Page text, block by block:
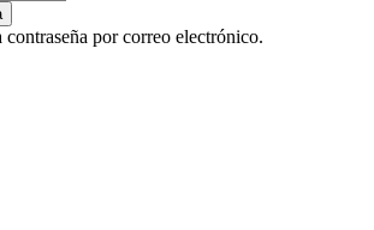
contraseña por correo electrónico.